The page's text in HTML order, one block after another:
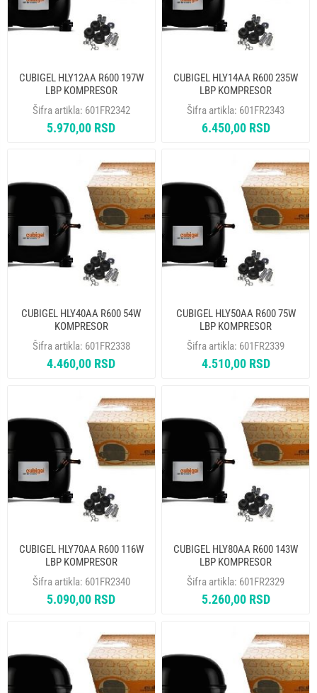
CUBIGEL HLY12AA R600 197W
LBP KOMPRESOR
Šifra artikla: 601FR2342
5.970,00 RSD
CUBIGEL HLY14AA R600 235W
LBP KOMPRESOR
Šifra artikla: 601FR2343
6.450,00 RSD
CUBIGEL HLY40AA R600 54W
KOMPRESOR
Šifra artikla: 601FR2338
4.460,00 RSD
CUBIGEL HLY50AA R600 75W
LBP KOMPRESOR
Šifra artikla: 601FR2339
4.510,00 RSD
CUBIGEL HLY70AA R600 116W
LBP KOMPRESOR
Šifra artikla: 601FR2340
5.090,00 RSD
CUBIGEL HLY80AA R600 143W
LBP KOMPRESOR
Šifra artikla: 601FR2329
5.260,00 RSD